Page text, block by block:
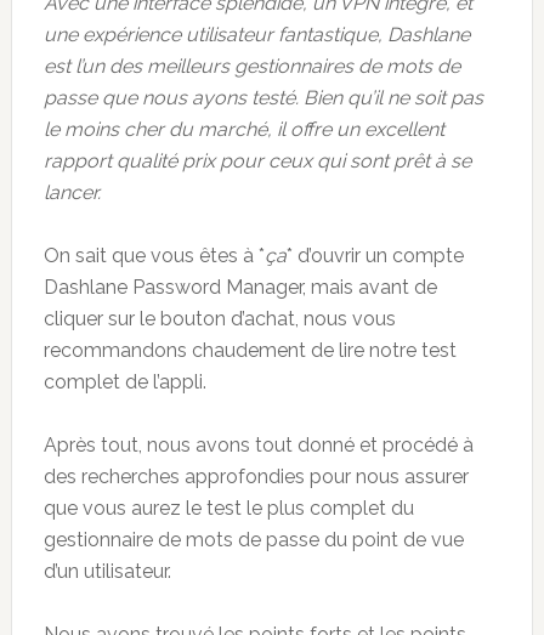
une expérience utilisateur fantastique, Dashlane
est l’un des meilleurs gestionnaires de mots de
passe que nous ayons testé. Bien qu’il ne soit pas
le moins cher du marché, il offre un excellent
rapport qualité prix pour ceux qui sont prêt à se
lancer.
On sait que vous êtes à *ça* d’ouvrir un compte
Dashlane Password Manager, mais avant de
cliquer sur le bouton d’achat, nous vous
recommandons chaudement de lire notre test
complet de l’appli.
Après tout, nous avons tout donné et procédé à
des recherches approfondies pour nous assurer
que vous aurez le test le plus complet du
gestionnaire de mots de passe du point de vue
d’un utilisateur.